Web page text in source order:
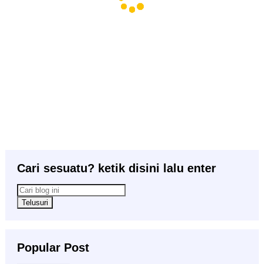
Cari sesuatu? ketik disini lalu enter
Popular Post